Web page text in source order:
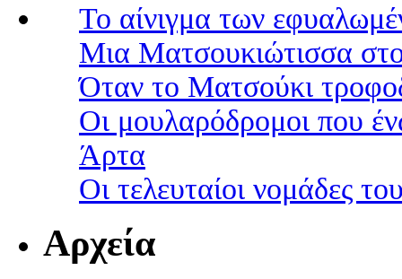
Το αίνιγμα των
Μια Ματσουκιώτισσα
Όταν το Ματσούκι
Οι μουλαρόδρομοι που
Άρτα
Οι τελευταίοι νομάδες
Αρχεία